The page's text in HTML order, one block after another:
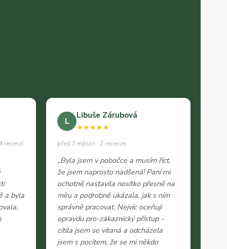
recenzí
a byla
L
Libuše Zárubová
★★★★★
před 7 měsíci · 2 recenze
„Byla jsem v pobočce a musím říct,
že jsem naprosto nadšená! Paní mi
ochotně nastavila nosítko přesně na
míru a podrobně ukázala, jak s ním
správně pracovat. Nejvíc oceňuji
opravdu pro-zákaznický přístup –
cítila jsem se vítaná a odcházela
jsem s pocitem, že se mi někdo